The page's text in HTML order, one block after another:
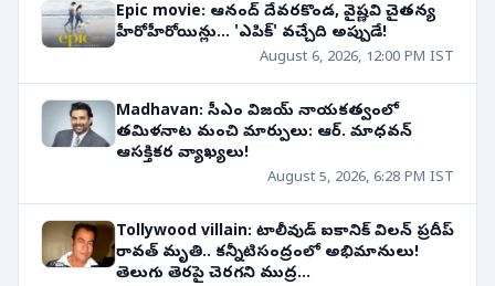
Epic movie: ఆనంద్ దేవరకొండ, వైష్ణవి చైతన్య
హీరోహీరోయిన్లు... 'ఎపిక్' వచ్చేది అప్పుడే!
August 6, 2026, 12:00 PM IST
Madhavan: సీఎం విజయ్ నాయకత్వంలో
తమిళనాట మంచి మార్పులు: ఆర్. మాధవన్
ఆసక్తికర వ్యాఖ్యలు!
August 5, 2026, 6:28 PM IST
Tollywood villain: టాలీవుడ్ ఐకానిక్ విలన్ ప్రదీప్
రావత్ మృతి.. కన్నీటిసంద్రంలో అభిమానులు!
తెలుగు తెరపై చెరగని ముద్ర...